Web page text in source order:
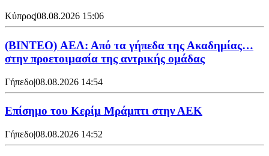
Κύπρος|08.08.2026 15:06
(BINTEO) ΑΕΛ: Από τα γήπεδα της Ακαδημίας…
στην προετοιμασία της αντρικής ομάδας
Γήπεδο|08.08.2026 14:54
Επίσημο του Κερίμ Μράμπτι στην ΑΕK
Γήπεδο|08.08.2026 14:52